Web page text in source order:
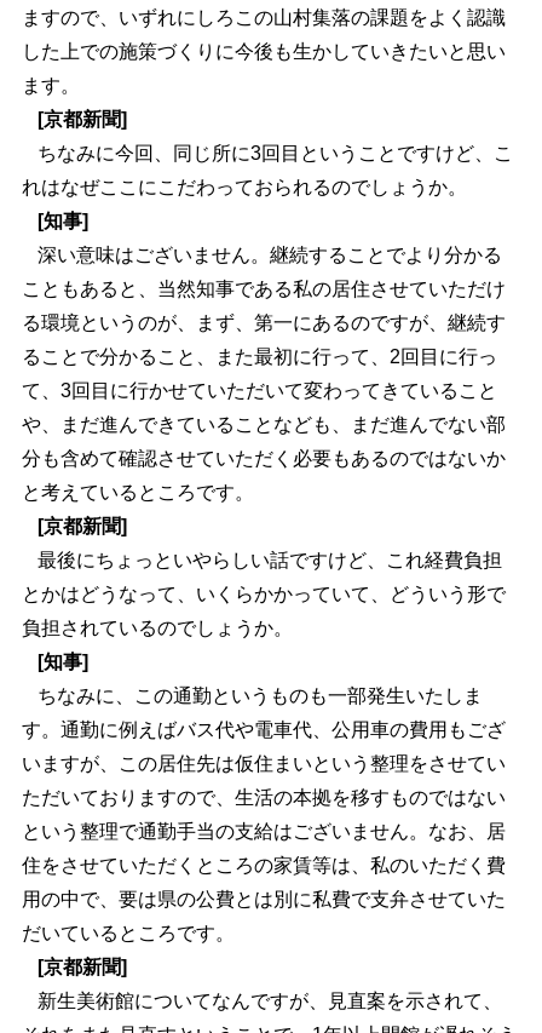
ますので、いずれにしろこの山村集落の課題をよく認識
した上での施策づくりに今後も生かしていきたいと思い
ます。
[京都新聞]
ちなみに今回、同じ所に3回目ということですけど、こ
れはなぜここにこだわっておられるのでしょうか。
[知事]
深い意味はございません。継続することでより分かる
こともあると、当然知事である私の居住させていただけ
る環境というのが、まず、第一にあるのですが、継続す
ることで分かること、また最初に行って、2回目に行っ
て、3回目に行かせていただいて変わってきていること
や、まだ進んできていることなども、まだ進んでない部
分も含めて確認させていただく必要もあるのではないか
と考えているところです。
[京都新聞]
最後にちょっといやらしい話ですけど、これ経費負担
とかはどうなって、いくらかかっていて、どういう形で
負担されているのでしょうか。
[知事]
ちなみに、この通勤というものも一部発生いたしま
す。通勤に例えばバス代や電車代、公用車の費用もござ
いますが、この居住先は仮住まいという整理をさせてい
ただいておりますので、生活の本拠を移すものではない
という整理で通勤手当の支給はございません。なお、居
住をさせていただくところの家賃等は、私のいただく費
用の中で、要は県の公費とは別に私費で支弁させていた
だいているところです。
[京都新聞]
新生美術館についてなんですが、見直案を示されて、